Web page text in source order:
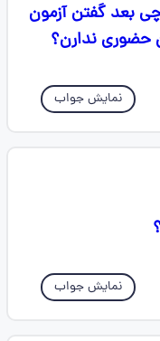
بعد گفتن آزمون
حضوری ندارن؟
نمایش جواب
نمایش جواب